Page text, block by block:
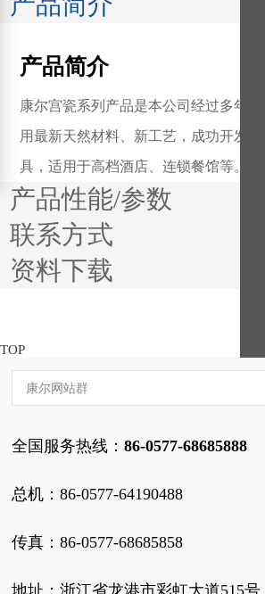
产品简介
康尔宫瓷系列产品是本公司经过多年努
用最新天然材料、新工艺，成功开发出
具，适用于高档酒店、连锁餐馆等。
产品性能/参数
联系方式
资料下载
TOP
康尔网站群
全国服务热线：86-0577-68685888
总机：86-0577-64190488
传真：86-0577-68685858
地址：浙江省龙港市彩虹大道515号